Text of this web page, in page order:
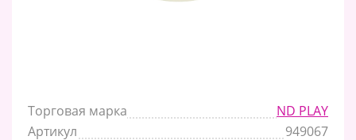
Торговая марка
ND PLAY
Артикул
949067